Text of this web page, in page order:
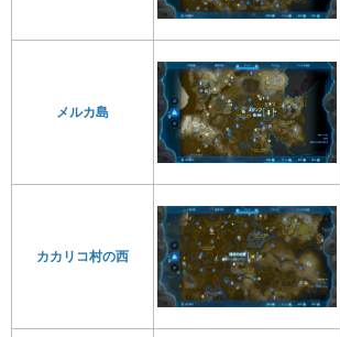
メルカ島
カカリコ村の西